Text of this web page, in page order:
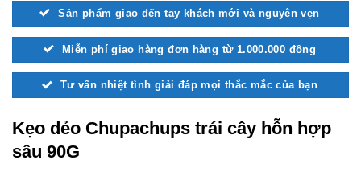
Sản phẩm giao đến tay khách mới và nguyên vẹn
Miễn phí giao hàng đơn hàng từ 1.000.000 đồng
Tư vấn nhiệt tình giải đáp mọi thắc mắc của bạn
Kẹo dẻo Chupachups trái cây hỗn hợp
sâu 90G